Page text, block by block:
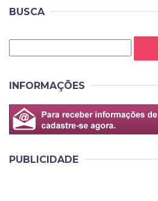
BUSCA
INFORMAÇÕES
PUBLICIDADE